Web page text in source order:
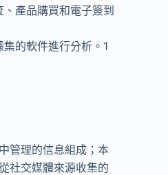
產品購買和電子簽到
的軟件進行分析。1
管理的信息組成；本
社交媒體來源收集的